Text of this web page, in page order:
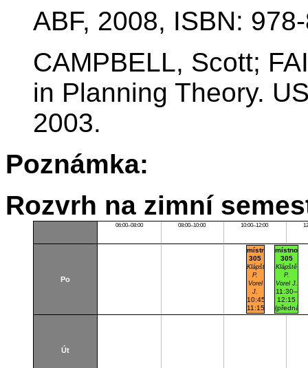
ABF, 2008, ISBN:
CAMPBELL, Scott;
in Planning Theory.
2003.
Poznámka:
Rozvrh na zimní
06:00–08:00 08:00–10:00 10:00–12:00
Po
místnost
305
Klápště
P.
Vorel
J.
10:45–
11:15
(přednášková
místnost
305
Klápště
P.
Vorel J.
11:30–
12:15
par. 1
Út